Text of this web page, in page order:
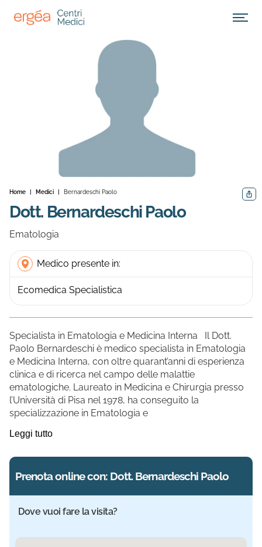
Apri
Home Medici Bernardeschi Paolo
Dott. Bernardeschi Paolo
Ematologia
Medico presente in:
Ecomedica Specialistica
Specialista in Ematologia e Medicina Interna Il Dott.
Paolo Bernardeschi è medico specialista in Ematologia
e Medicina Interna, con oltre quarant’anni di esperienza
clinica e di ricerca nel campo delle malattie
ematologiche. Laureato in Medicina e Chirurgia presso
l’Università di Pisa nel 1978, ha conseguito la
specializzazione in Ematologia e
Leggi tutto
Prenota online con: Dott. Bernardeschi Paolo
Dove vuoi fare la visita?